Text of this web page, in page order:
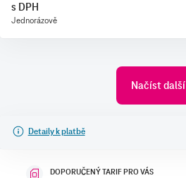
s DPH
Jednorázově
Načíst další
Detaily k platbě
DOPORUČENÝ TARIF PRO VÁS